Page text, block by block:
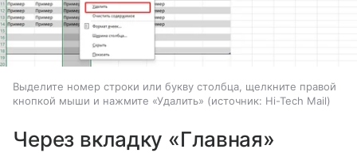
Выделите номер строки или букву столбца, щелкните правой
кнопкой мыши и нажмите «Удалить»
источник: Hi-Tech Mail
Через вкладку «Главная»